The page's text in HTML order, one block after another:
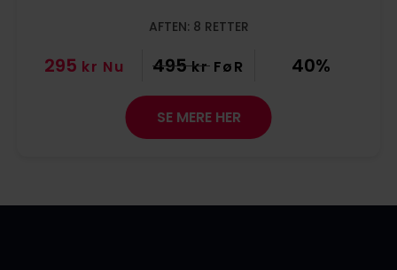
AFTEN: 8 RETTER
295 kr Nu 495 kr FøR 40%
SE MERE HER